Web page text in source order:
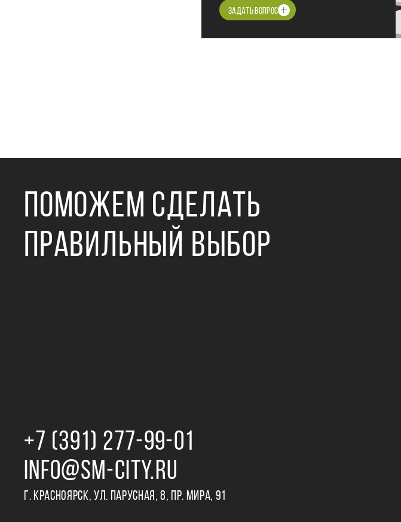
ЗАДАТЬ ВОПРОС
ПОМОЖЕМ СДЕЛАТЬ
ПРАВИЛЬНЫЙ ВЫБОР
+7 (391) 277‒99‒01
INFO@SM-CITY.RU
Г. КРАСНОЯРСК, УЛ. ПАРУСНАЯ, 8, ПР. МИРА, 91